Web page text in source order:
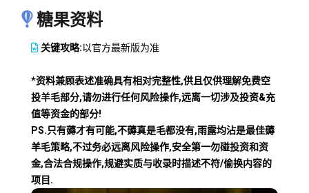
糖果资料
关键攻略:以官方最新版为准
*资料兼顾表述准确具有相对完整性,供且仅供理解免费空
投羊毛部分,请勿进行任何风险操作,远离一切涉及投资&充
值等资金的部分!
PS.只有薅才有可能,不薅真是毛都没有,雨露均沾是最佳薅
羊毛策略,不过务必远离风险操作,安全第一勿碰投资和资
金,合法合规操作,规避实质与收录时描述不符/偷换内容的
项目.